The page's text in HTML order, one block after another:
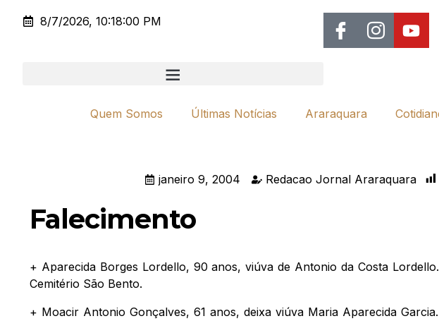
8/7/2026, 10:18:00 PM
Quem Somos Últimas Notícias Araraquara
janeiro 9, 2004 Redacao Jornal Araraquara
Falecimento
+ Aparecida Borges Lordello, 90 anos, viúva de Antonio da Costa
Cemitério São Bento.
+ Moacir Antonio Gonçalves, 61 anos, deixa viúva Maria Aparecida